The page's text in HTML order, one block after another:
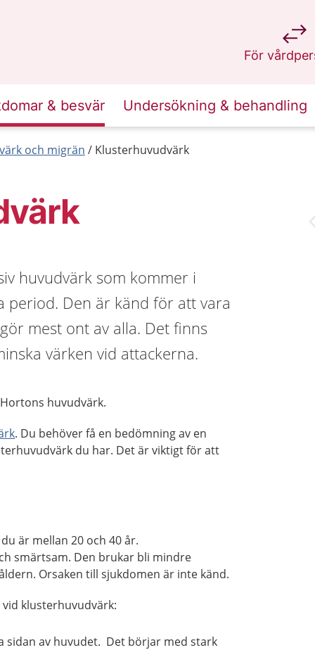
För
på
& besvär Undersökning & behandling
och migrän Klusterhuvudvärk
huvudvärk som kommer i
period. Den är känd för att vara
mest ont av alla. Det finns
värken vid attackerna.
huvudvärk.
. Du behöver få en bedömning av en
du har. Det är viktigt för att
är mellan 20 och 40 år.
smärtsam. Den brukar bli mindre
Orsaken till sjukdomen är inte känd.
klusterhuvudvärk:
sidan av huvudet. Det börjar med stark